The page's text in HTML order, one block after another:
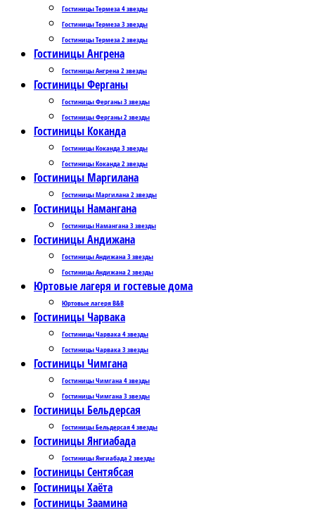
Гостиницы Термеза 4 звезды
Гостиницы Термеза 3 звезды
Гостиницы Термеза 2 звезды
Гостиницы Ангрена
Гостиницы Ангрена 2 звезды
Гостиницы Ферганы
Гостиницы Ферганы 3 звезды
Гостиницы Ферганы 2 звезды
Гостиницы Коканда
Гостиницы Коканда 3 звезды
Гостиницы Коканда 2 звезды
Гостиницы Маргилана
Гостиницы Маргилана 2 звезды
Гостиницы Намангана
Гостиницы Намангана 3 звезды
Гостиницы Андижана
Гостиницы Андижана 3 звезды
Гостиницы Андижана 2 звезды
Юртовые лагеря и гостевые дома
Юртовые лагеря B&B
Гостиницы Чарвака
Гостиницы Чарвака 4 звезды
Гостиницы Чарвака 3 звезды
Гостиницы Чимгана
Гостиницы Чимгана 4 звезды
Гостиницы Чимгана 3 звезды
Гостиницы Бельдерсая
Гостиницы Бельдерсая 4 звезды
Гостиницы Янгиабада
Гостиницы Янгиабада 2 звезды
Гостиницы Сентябсая
Гостиницы Хаёта
Гостиницы Заамина